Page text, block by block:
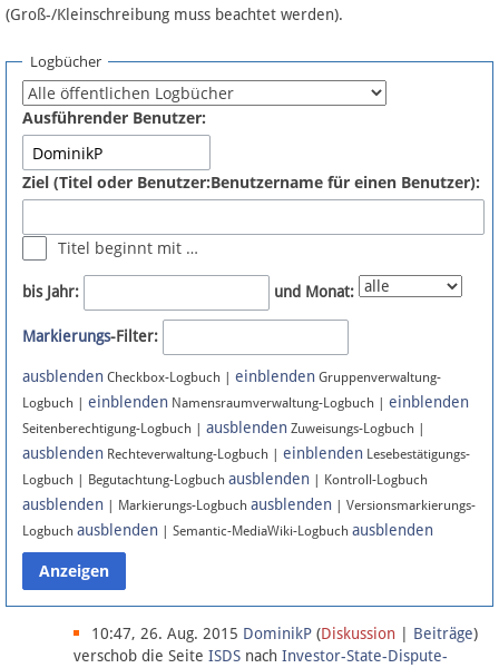
Fördermitglied werden
Fehler melden
Newsletter
Bluesky
Facebook
Instagram
Anmelden
Datenschutz
Über Lobbypedia
(Groß-/Kleinschreibung muss beachtet werden).
Logbücher
Ausführender Benutzer:
Ziel (Titel oder Benutzer:Benutzername für einen Benutzer):
Titel beginnt mit …
bis Jahr: und Monat:
Markierungs-Filter:
ausblenden Checkbox-Logbuch | einblenden Gruppenverwaltung-
Logbuch | einblenden Namensraumverwaltung-Logbuch | einblenden
Seitenberechtigung-Logbuch | ausblenden Zuweisungs-Logbuch |
ausblenden Rechteverwaltung-Logbuch | einblenden Lesebestätigungs-
Logbuch | Begutachtung-Logbuch ausblenden | Kontroll-Logbuch
ausblenden | Markierungs-Logbuch ausblenden | Versionsmarkierungs-
Logbuch ausblenden | Semantic-MediaWiki-Logbuch ausblenden
10:47, 26. Aug. 2015 DominikP (Diskussion Beiträge)
verschob die Seite ISDS nach Investor-State-Dispute-